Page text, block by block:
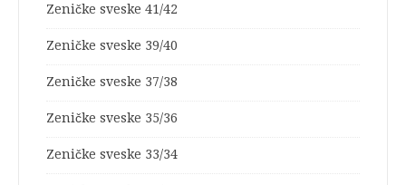
Zeničke sveske 41/42
Zeničke sveske 39/40
Zeničke sveske 37/38
Zeničke sveske 35/36
Zeničke sveske 33/34